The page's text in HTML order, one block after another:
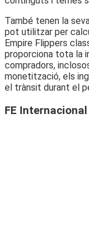
També tenen la
pot utilitzar per
Empire Flippers
proporciona tota la
compradors,
monetització, els
el trànsit durant el
FE Internacional